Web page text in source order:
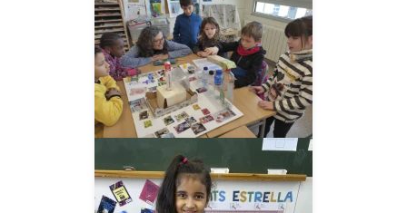
__AMPLIAR__